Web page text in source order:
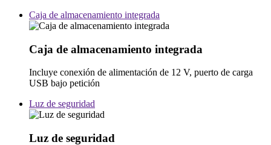
Caja de almacenamiento integrada
Caja de almacenamiento integrada
Incluye conexión de alimentación de 12 V, puerto de carga
USB bajo petición
Luz de seguridad
Luz de seguridad